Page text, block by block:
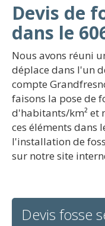
Devis de
dans le
Nous avons réuni
déplace dans l'un
compte
faisons la pose de
d'habitants/km² et
ces éléments dans
l'installation de
sur notre site
Devis fosse